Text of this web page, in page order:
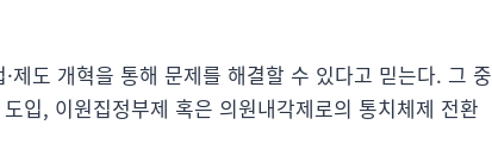
도 개혁을 통해 문제를 해결할 수 있다고 믿는다. 그 중
입, 이원집정부제 혹은 의원내각제로의 통치체제 전환